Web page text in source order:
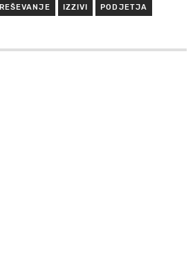
REŠEVANJE IZZIVI PODJETJA